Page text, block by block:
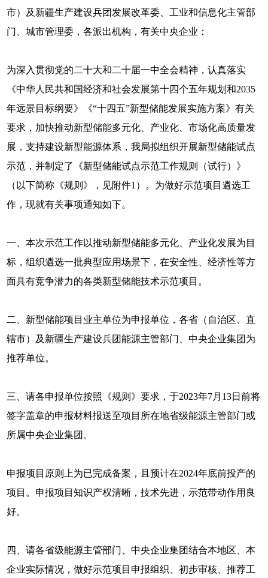
市）及新疆生产建设兵团发展改革委、工业和信息化主管部
门、城市管理委，各派出机构，有关中央企业：
为深入贯彻党的二十大和二十届一中全会精神，认真落实
《中华人民共和国经济和社会发展第十四个五年规划和2035
年远景目标纲要》《“十四五”新型储能发展实施方案》有关
要求，加快推动新型储能多元化、产业化、市场化高质量发
展，支持建设新型能源体系，我局拟组织开展新型储能试点
示范，并制定了《新型储能试点示范工作规则（试行）》
（以下简称《规则》，见附件1）。为做好示范项目遴选工
作，现就有关事项通知如下。
一、本次示范工作以推动新型储能多元化、产业化发展为目
标，组织遴选一批典型应用场景下，在安全性、经济性等方
面具有竞争潜力的各类新型储能技术示范项目。
二、新型储能项目业主单位为申报单位，各省（自治区、直
辖市）及新疆生产建设兵团能源主管部门、中央企业集团为
推荐单位。
三、请各申报单位按照《规则》要求，于2023年7月13日前将
签字盖章的申报材料报送至项目所在地省级能源主管部门或
所属中央企业集团。
申报项目原则上为已完成备案，且预计在2024年底前投产的
项目。申报项目知识产权清晰，技术先进，示范带动作用良
好。
四、请各省级能源主管部门、中央企业集团结合本地区、本
企业实际情况，做好示范项目申报组织、初步审核、推荐工